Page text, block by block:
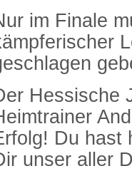
im Finale
Hessische
Du hast
unser aller